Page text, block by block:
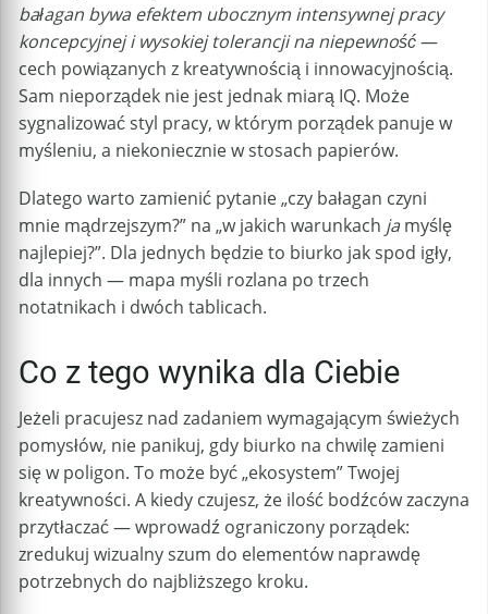
bałagan bywa efektem ubocznym intensywnej pracy
koncepcyjnej i wysokiej tolerancji na niepewność—
cech powiązanych z kreatywnością i innowacyjnością.
Sam nieporządek nie jest jednak miarą IQ. Może
sygnalizować styl pracy, w którym porządek panuje w
myśleniu, a niekoniecznie w stosach papierów.
Dlatego warto zamienić pytanie „czy bałagan czyni
mnie mądrzejszym?” na „w jakich warunkach jamyślę
najlepiej?”. Dla jednych będzie to biurko jak spod igły,
dla innych — mapa myśli rozlana po trzech
notatnikach i dwóch tablicach.
Co z tego wynika dla Ciebie
Jeżeli pracujesz nad zadaniem wymagającym świeżych
pomysłów, nie panikuj, gdy biurko na chwilę zamieni
się w poligon. To może być „ekosystem” Twojej
kreatywności. A kiedy czujesz, że ilość bodźców zaczyna
przytłaczać — wprowadź ograniczony porządek:
zredukuj wizualny szum do elementów naprawdę
potrzebnych do najbliższego kroku.